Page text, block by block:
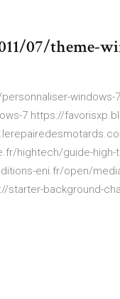
07/theme-
windows-
7 https://
hightech/guide-
eni.fr/open/
starter-background-